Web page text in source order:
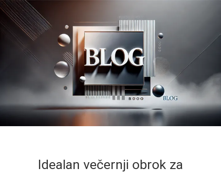
Idealan večernji obrok za